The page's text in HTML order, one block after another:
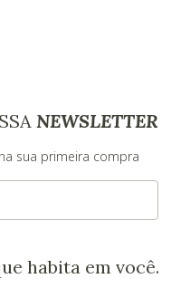
NEWSLETTER
sua primeira compra
habita em você.